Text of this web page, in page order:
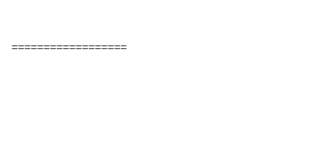
==================